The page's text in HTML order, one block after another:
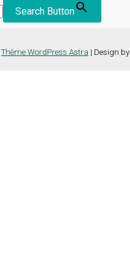
Search Button
Thème WordPress Astra | Design by